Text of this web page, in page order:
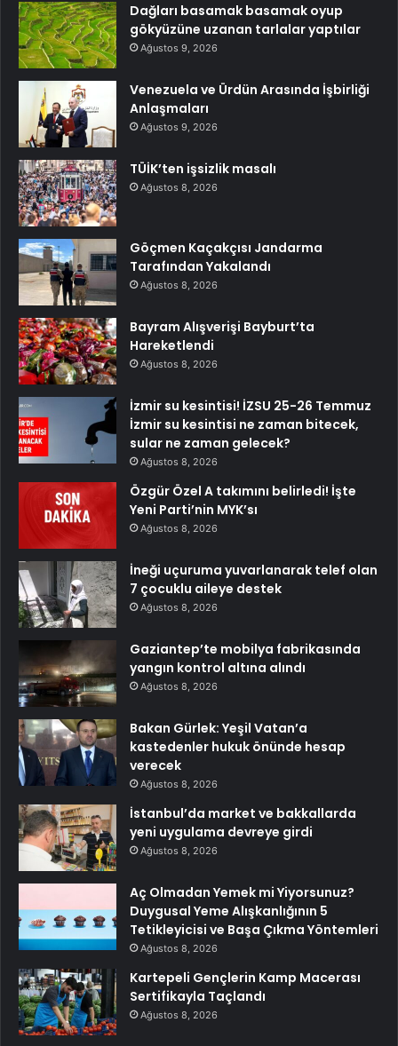
Dağları basamak basamak oyup
gökyüzüne uzanan tarlalar yaptılar
Ağustos 9, 2026
Venezuela ve Ürdün Arasında İşbirliği
Anlaşmaları
Ağustos 9, 2026
TÜİK’ten işsizlik masalı
Ağustos 8, 2026
Göçmen Kaçakçısı Jandarma
Tarafından Yakalandı
Ağustos 8, 2026
Bayram Alışverişi Bayburt’ta
Hareketlendi
Ağustos 8, 2026
İzmir su kesintisi! İZSU 25-26 Temmuz
İzmir su kesintisi ne zaman bitecek,
sular ne zaman gelecek?
Ağustos 8, 2026
Özgür Özel A takımını belirledi! İşte
Yeni Parti’nin MYK’sı
Ağustos 8, 2026
İneği uçuruma yuvarlanarak telef olan
7 çocuklu aileye destek
Ağustos 8, 2026
Gaziantep’te mobilya fabrikasında
yangın kontrol altına alındı
Ağustos 8, 2026
Bakan Gürlek: Yeşil Vatan’a
kastedenler hukuk önünde hesap
verecek
Ağustos 8, 2026
İstanbul’da market ve bakkallarda
yeni uygulama devreye girdi
Ağustos 8, 2026
Aç Olmadan Yemek mi Yiyorsunuz?
Duygusal Yeme Alışkanlığının 5
Tetikleyicisi ve Başa Çıkma Yöntemleri
Ağustos 8, 2026
Kartepeli Gençlerin Kamp Macerası
Sertifikayla Taçlandı
Ağustos 8, 2026